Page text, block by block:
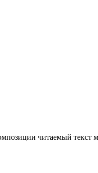
читаемый текст